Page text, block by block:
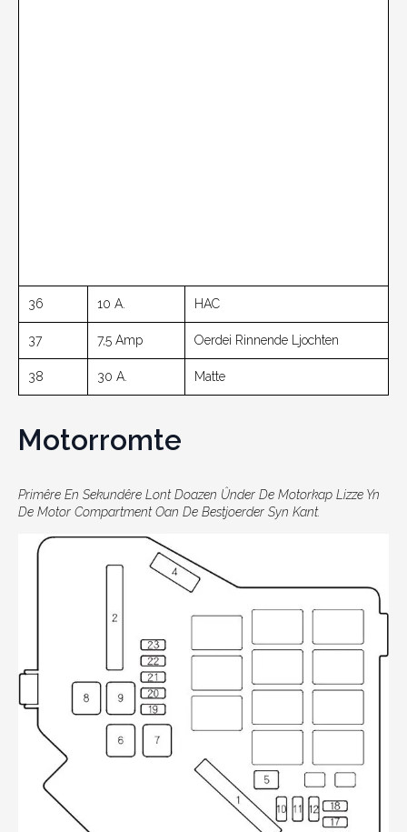
36 10 A. HAC
37 7,5 Amp Oerdei Rinnende Ljochten
38 30 A. Matte
Motorromte
Primêre En Sekundêre Lont Doazen Ûnder De Motorkap Lizze Yn
De Motor Compartment Oan De Bestjoerder Syn Kant.